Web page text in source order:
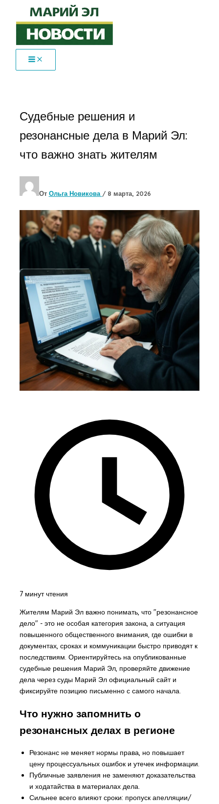
Перейти
содержимому
Судебные решения и
резонансные дела в Марий Эл:
что важно знать жителям
От Ольга Новикова / 8 марта, 2026
7 минут чтения
Жителям Марий Эл важно понимать, что "резонансное
дело" - это не особая категория закона, а ситуация
повышенного общественного внимания, где ошибки в
документах, сроках и коммуникации быстро приводят к
последствиям. Ориентируйтесь на опубликованные
судебные решения Марий Эл, проверяйте движение
дела через суды Марий Эл официальный сайт и
фиксируйте позицию письменно с самого начала.
Что нужно запомнить о
резонансных делах в регионе
Резонанс не меняет нормы права, но повышает
цену процессуальных ошибок и утечек информации.
Публичные заявления не заменяют доказательства
и ходатайства в материалах дела.
Сильнее всего влияют сроки: пропуск апелляции/